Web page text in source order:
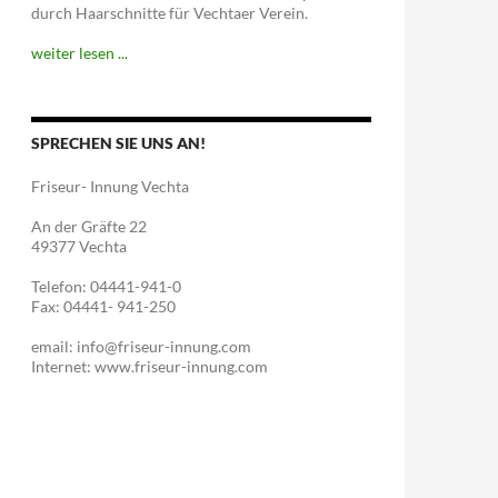
durch Haarschnitte für Vechtaer Verein.
weiter lesen ...
SPRECHEN SIE UNS AN!
Friseur- Innung Vechta
An der Gräfte 22
49377 Vechta
Telefon: 04441-941-0
Fax: 04441- 941-250
email: info@friseur-innung.com
Internet: www.friseur-innung.com